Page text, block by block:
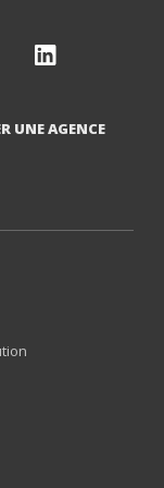
UNE AGENCE